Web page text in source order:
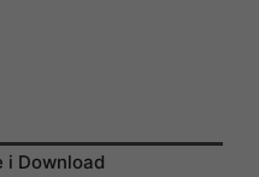
i Download